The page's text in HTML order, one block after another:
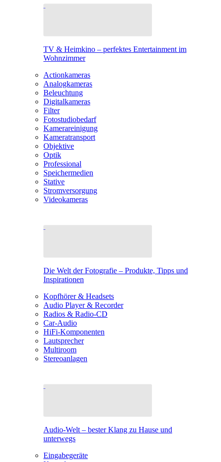
TV & Heimkino – perfektes Entertainment im
Wohnzimmer
Actionkameras
Analogkameras
Beleuchtung
Digitalkameras
Filter
Fotostudiobedarf
Kamerareinigung
Kameratransport
Objektive
Optik
Professional
Speichermedien
Stative
Stromversorgung
Videokameras
Die Welt der Fotografie – Produkte, Tipps und
Inspirationen
Kopfhörer & Headsets
Audio Player & Recorder
Radios & Radio-CD
Car-Audio
HiFi-Komponenten
Lautsprecher
Multiroom
Stereoanlagen
Audio-Welt – bester Klang zu Hause und
unterwegs
Eingabegeräte